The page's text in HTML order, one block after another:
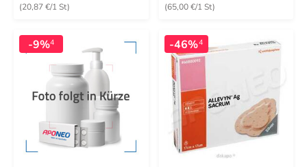
(20,87 €/1 St) (65,00 €/1 St)
-9%4 -46%4